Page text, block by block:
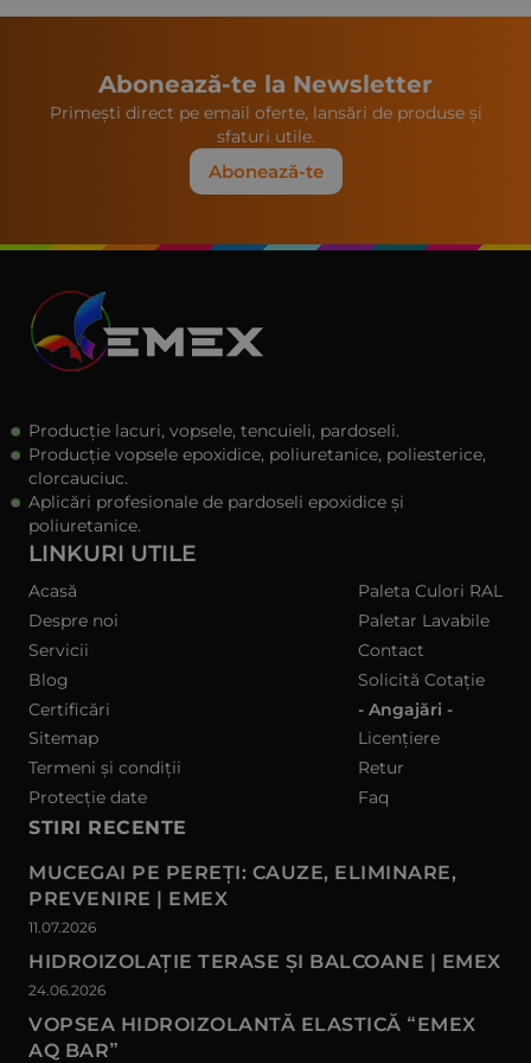
includă o rezervă de 10 - 15% față de suprafața
netă.
Abonează-te la Newsletter
Primești direct pe email oferte, lansări de produse și
sfaturi utile.
Abonează-te
Producție lacuri, vopsele, tencuieli, pardoseli.
Producție vopsele epoxidice, poliuretanice, poliesterice,
clorcauciuc.
Aplicări profesionale de pardoseli epoxidice și
poliuretanice.
LINKURI UTILE
Acasă
Despre noi
Servicii
Blog
Certificări
Sitemap
Termeni și condiții
Protecție date
Paleta Culori RAL
Paletar Lavabile
Contact
Solicită Cotație
- Angajări -
Licențiere
Retur
Faq
STIRI RECENTE
MUCEGAI PE PEREȚI: CAUZE, ELIMINARE,
PREVENIRE | EMEX
11.07.2026
HIDROIZOLAȚIE TERASE ȘI BALCOANE | EMEX
24.06.2026
VOPSEA HIDROIZOLANTĂ ELASTICĂ “EMEX
AQ BAR”